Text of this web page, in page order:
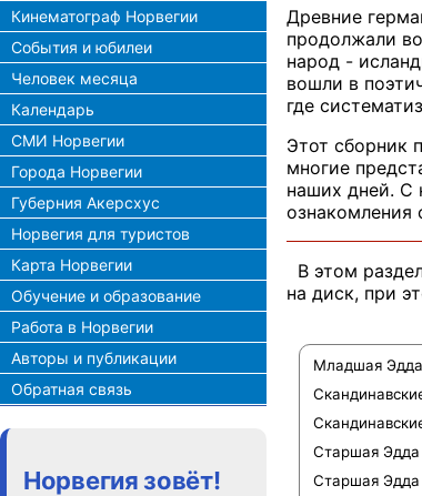
Кинематограф Норвегии
События и юбилеи
Человек месяца
Календарь
СМИ Норвегии
Города Норвегии
Губерния Акерсхус
Норвегия для туристов
Карта Норвегии
Обучение и образование
Работа в Норвегии
Авторы и публикации
Обратная связь
Норвегия зовёт!
Древние
продолжали
народ -
вошли в
где
Этот сборник
многие
наших дней. С
ознакомления
В этом
на диск, при
Младшая Эдда
Старшая Эдда
Старшая Эдда